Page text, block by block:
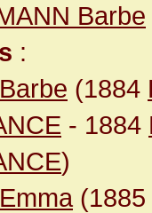
Barbe
:
(1884
- 1884
)
(1885